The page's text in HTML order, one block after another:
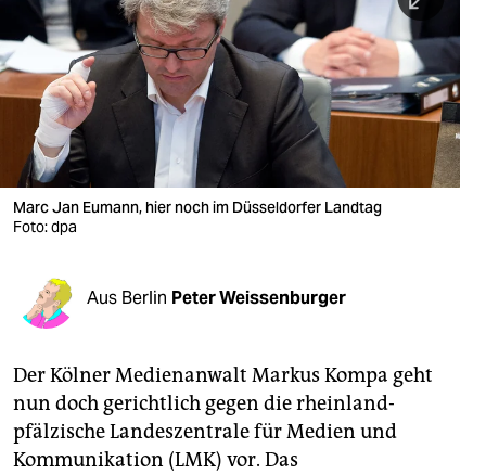
berlin
nord
wahrheit
verlag
verlag
shop
fragen & hilfe
unterstützen
abo
genossenschaft
Marc Jan Eumann, hier noch im Düsseldorfer Landtag
Foto: dpa
Aus Berlin Peter Weissenburger
Der Kölner Medienanwalt Markus Kompa geht
nun doch gerichtlich gegen die rheinland-
pfälzische Landeszentrale für Medien und
Kommunikation (LMK) vor. Das